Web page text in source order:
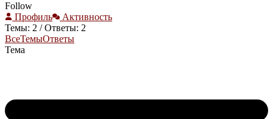
Follow
Профиль
Активность
Темы: 2 / Ответы: 2
ВсеТемыОтветы
Тема